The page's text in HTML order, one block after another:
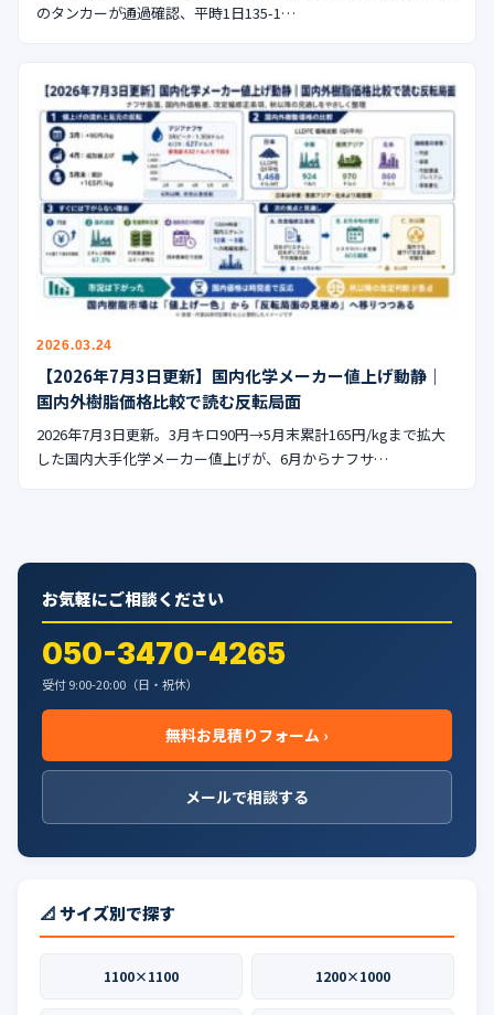
のタンカーが通過確認、平時1日135-1…
2026.03.24
【2026年7月3日更新】国内化学メーカー値上げ動静｜
国内外樹脂価格比較で読む反転局面
2026年7月3日更新。3月キロ90円→5月末累計165円/kgまで拡大
した国内大手化学メーカー値上げが、6月からナフサ…
お気軽にご相談ください
050-3470-4265
受付 9:00-20:00（日・祝休）
無料お見積りフォーム ›
メールで相談する
📐 サイズ別で探す
1100×1100 1200×1000